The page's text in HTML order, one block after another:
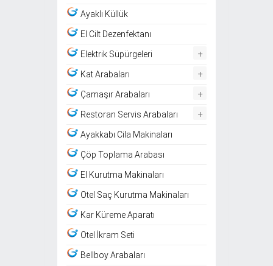
Ayaklı Küllük
El Cilt Dezenfektanı
Elektrik Süpürgeleri +
Kat Arabaları +
Çamaşır Arabaları +
Restoran Servis Arabaları +
Ayakkabı Cila Makinaları
Çöp Toplama Arabası
El Kurutma Makinaları
Otel Saç Kurutma Makinaları
Kar Küreme Aparatı
Otel İkram Seti
Bellboy Arabaları